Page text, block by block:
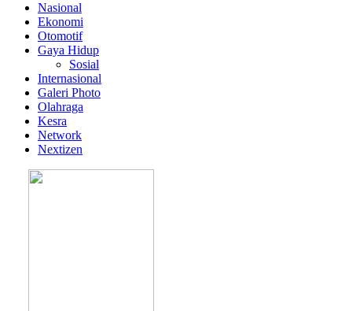
Nasional
Ekonomi
Otomotif
Gaya Hidup
Sosial
Internasional
Galeri Photo
Olahraga
Kesra
Network
Nextizen